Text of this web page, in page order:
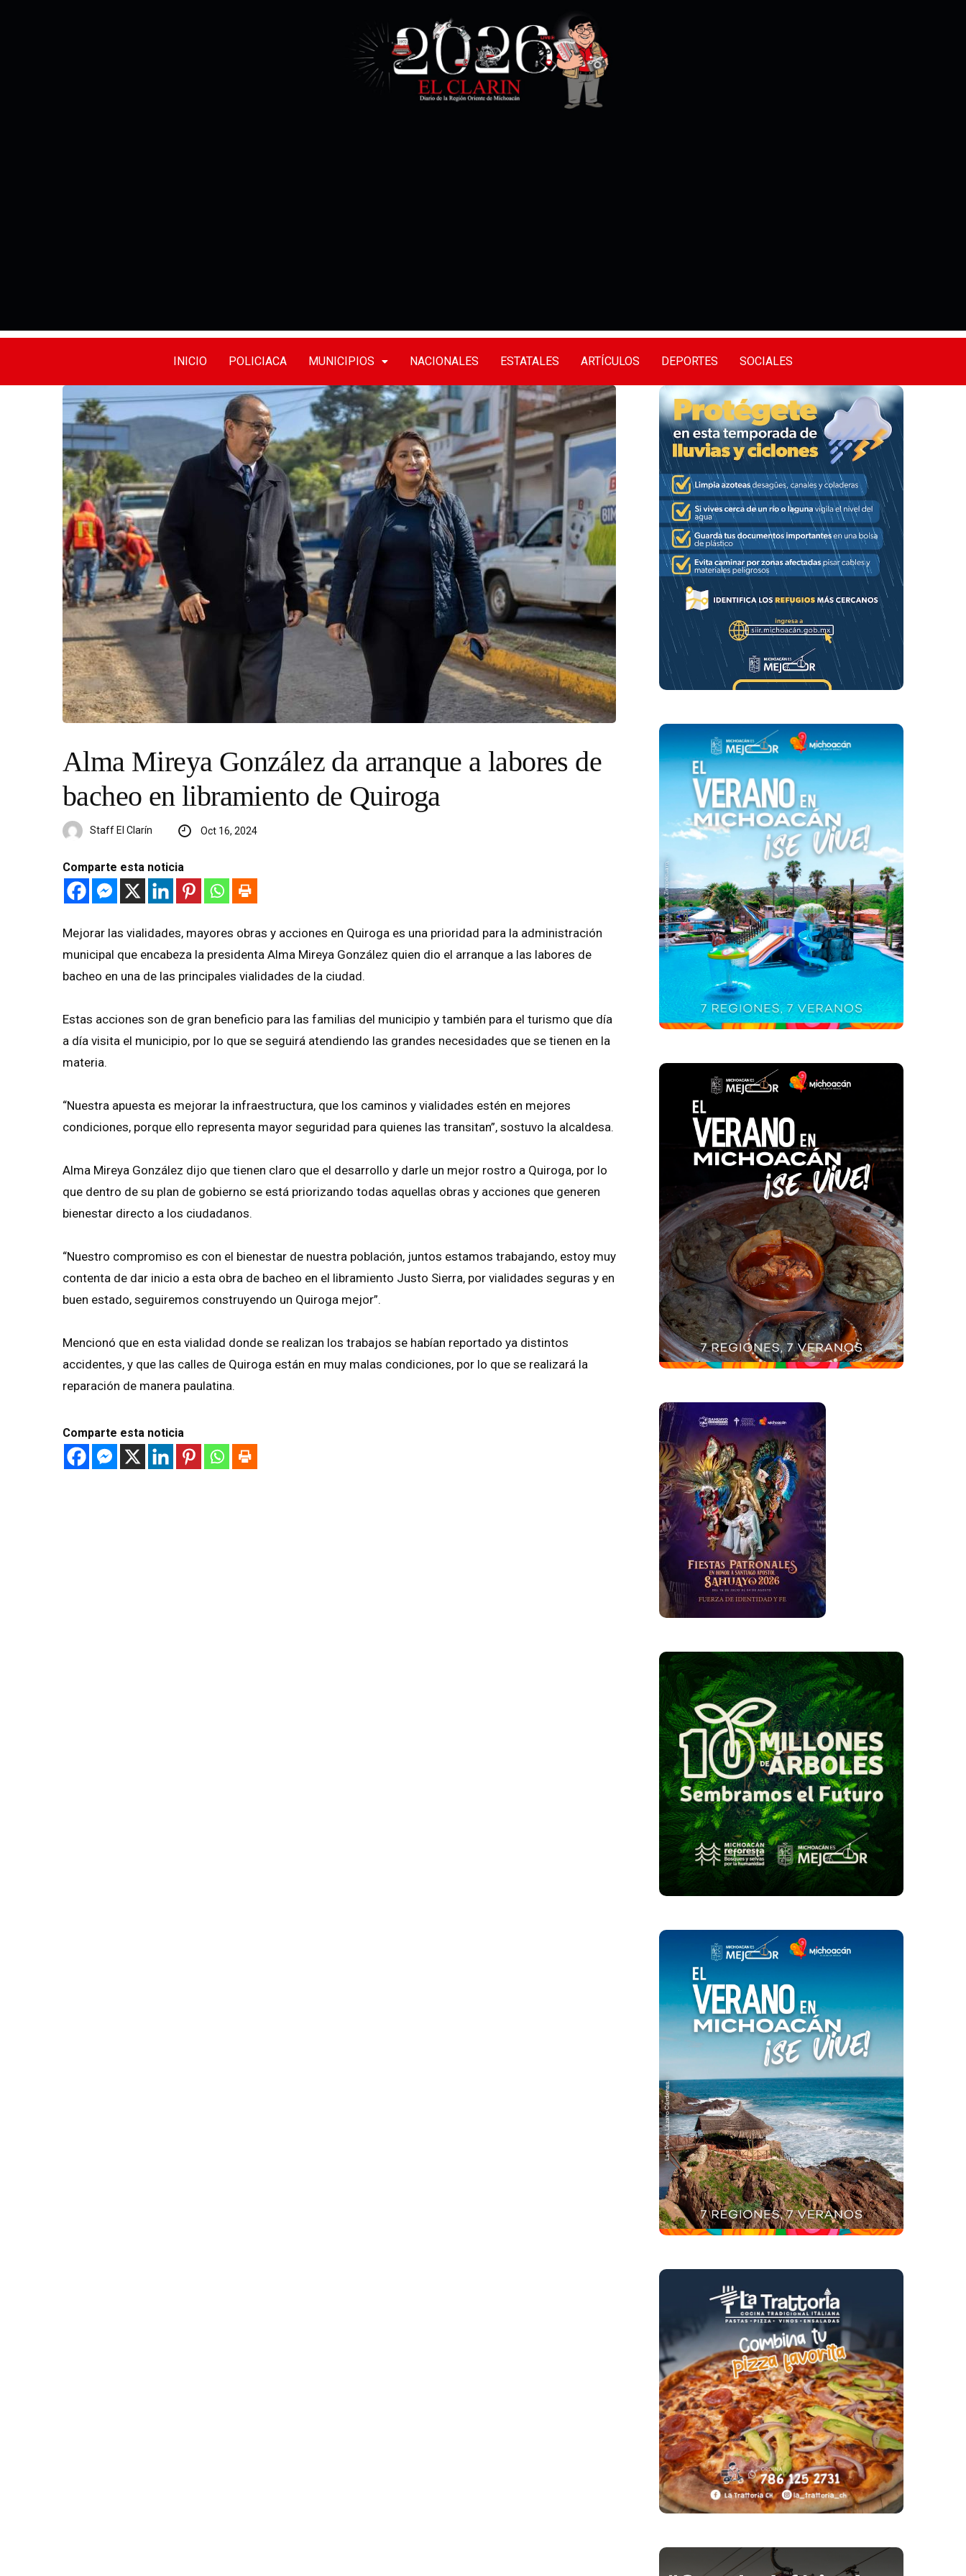
INICIO POLICIACA MUNICIPIOS NACIONALES ESTATALES ARTÍCULOS DEPORTES SOCIALES
Alma Mireya González da arranque a labores de
bacheo en libramiento de Quiroga
Staff El Clarín Oct 16, 2024
Comparte esta noticia
Mejorar las vialidades, mayores obras y acciones en Quiroga es una prioridad para la administración
municipal que encabeza la presidenta Alma Mireya González quien dio el arranque a las labores de
bacheo en una de las principales vialidades de la ciudad.
Estas acciones son de gran beneficio para las familias del municipio y también para el turismo que día
a día visita el municipio, por lo que se seguirá atendiendo las grandes necesidades que se tienen en la
materia.
“Nuestra apuesta es mejorar la infraestructura, que los caminos y vialidades estén en mejores
condiciones, porque ello representa mayor seguridad para quienes las transitan”, sostuvo la alcaldesa.
Alma Mireya González dijo que tienen claro que el desarrollo y darle un mejor rostro a Quiroga, por lo
que dentro de su plan de gobierno se está priorizando todas aquellas obras y acciones que generen
bienestar directo a los ciudadanos.
“Nuestro compromiso es con el bienestar de nuestra población, juntos estamos trabajando, estoy muy
contenta de dar inicio a esta obra de bacheo en el libramiento Justo Sierra, por vialidades seguras y en
buen estado, seguiremos construyendo un Quiroga mejor”.
Mencionó que en esta vialidad donde se realizan los trabajos se habían reportado ya distintos
accidentes, y que las calles de Quiroga están en muy malas condiciones, por lo que se realizará la
reparación de manera paulatina.
Comparte esta noticia